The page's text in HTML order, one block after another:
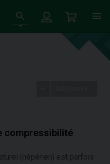
compressibilité
(népérien) est parfois